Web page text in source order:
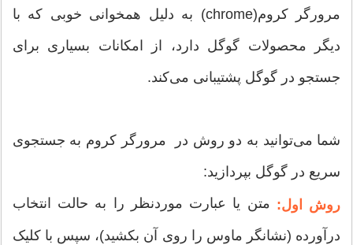
مرورگر کروم(chrome) به دلیل همخوانی خوبی که با
دیگر محصولات گوگل دارد، از امکانات بسیاری برای
جستجو در گوگل پشتیبانی می‌کند.
شما می‌توانید به دو روش در مرورگر کروم به جستجوی
سریع در گوگل بپردازید:
روش اول: متن یا عبارت موردنظر را به حالت انتخاب
درآورده (نشانگر ماوس را روی آن بکشید)، سپس با کلیک